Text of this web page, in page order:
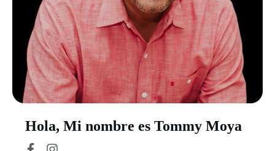
Hola, Mi nombre es Tommy Moya